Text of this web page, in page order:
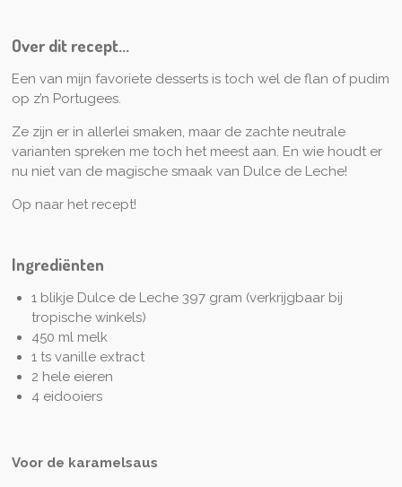
e
n
Over dit recept...
Een van mijn favoriete desserts is toch wel de flan of pudim
op z’n Portugees.
Ze zijn er in allerlei smaken, maar de zachte neutrale
varianten spreken me toch het meest aan. En wie houdt er
nu niet van de magische smaak van Dulce de Leche!
Op naar het recept!
Ingrediënten
1 blikje Dulce de Leche 397 gram (verkrijgbaar bij
tropische winkels)
450 ml melk
1 ts vanille extract
2 hele eieren
4 eidooiers
Voor de karamelsaus